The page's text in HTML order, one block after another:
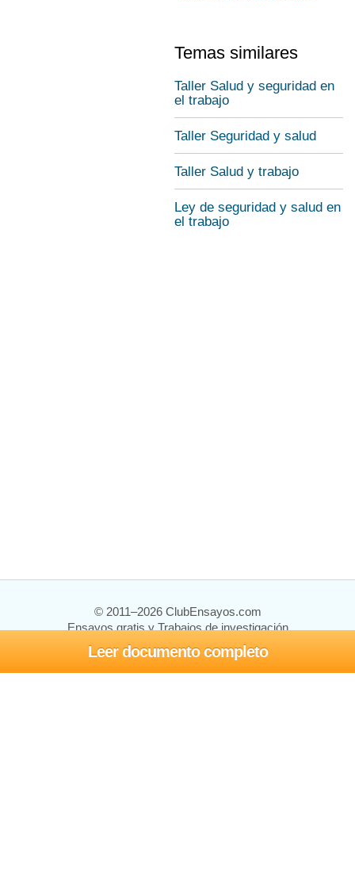
Leer documento completo
Temas similares
Taller Salud y seguridad en
el trabajo
Taller Seguridad y salud
Taller Salud y trabajo
Ley de seguridad y salud en
el trabajo
© 2011–2026 ClubEnsayos.com
Ensayos gratis y Trabajos de investigación